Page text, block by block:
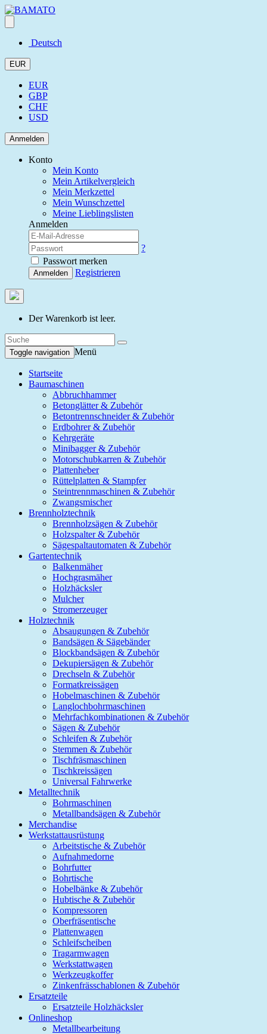
Deutsch
EUR
EUR
GBP
CHF
USD
Anmelden
Konto
Mein Konto
Mein Artikelvergleich
Mein Merkzettel
Mein Wunschzettel
Meine Lieblingslisten
Anmelden
?
Passwort merken
Anmelden Registrieren
Der Warenkorb ist leer.
Toggle navigation Menü
Startseite
Baumaschinen
Abbruchhammer
Betonglätter & Zubehör
Betontrennschneider & Zubehör
Erdbohrer & Zubehör
Kehrgeräte
Minibagger & Zubehör
Motorschubkarren & Zubehör
Plattenheber
Rüttelplatten & Stampfer
Steintrennmaschinen & Zubehör
Zwangsmischer
Brennholztechnik
Brennholzsägen & Zubehör
Holzspalter & Zubehör
Sägespaltautomaten & Zubehör
Gartentechnik
Balkenmäher
Hochgrasmäher
Holzhäcksler
Mulcher
Stromerzeuger
Holztechnik
Absaugungen & Zubehör
Bandsägen & Sägebänder
Blockbandsägen & Zubehör
Dekupiersägen & Zubehör
Drechseln & Zubehör
Formatkreissägen
Hobelmaschinen & Zubehör
Langlochbohrmaschinen
Mehrfachkombinationen & Zubehör
Sägen & Zubehör
Schleifen & Zubehör
Stemmen & Zubehör
Tischfräsmaschinen
Tischkreissägen
Universal Fahrwerke
Metalltechnik
Bohrmaschinen
Metallbandsägen & Zubehör
Merchandise
Werkstattausrüstung
Arbeitstische & Zubehör
Aufnahmedorne
Bohrfutter
Bohrtische
Hobelbänke & Zubehör
Hubtische & Zubehör
Kompressoren
Oberfräsentische
Plattenwagen
Schleifscheiben
Tragarmwagen
Werkstattwagen
Werkzeugkoffer
Zinkenfrässchablonen & Zubehör
Ersatzteile
Ersatzteile Holzhäcksler
Onlineshop
Metallbearbeitung